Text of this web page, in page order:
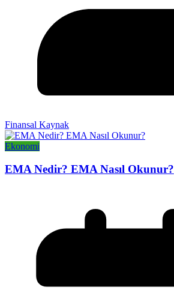
Finansal Kaynak
Ekonomi
EMA Nedir? EMA Nasıl Okunur?